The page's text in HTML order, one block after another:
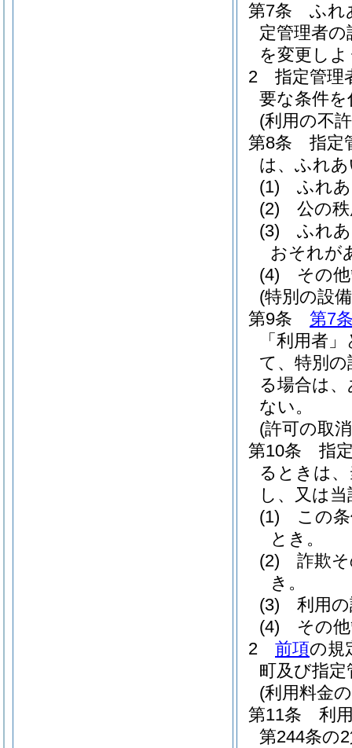
第7条
ふれ
定管理者
を変更し
2
指定管理
要な条件
(利用の不
第8条
指定
は、ふれ
(1)
ふれ
(2)
公の
(3)
ふれ
おそれが
(4)
その
(特別の設
第9条
第7
「利用者
て、特別
る場合は
ない。
(許可の取
第10条
指
るときは
し、又は
(1)
この
とき。
(2)
詐欺
き。
(3)
利用
(4)
その
2
前項の規
町及び指
(利用料金
第11条
利
第244条の